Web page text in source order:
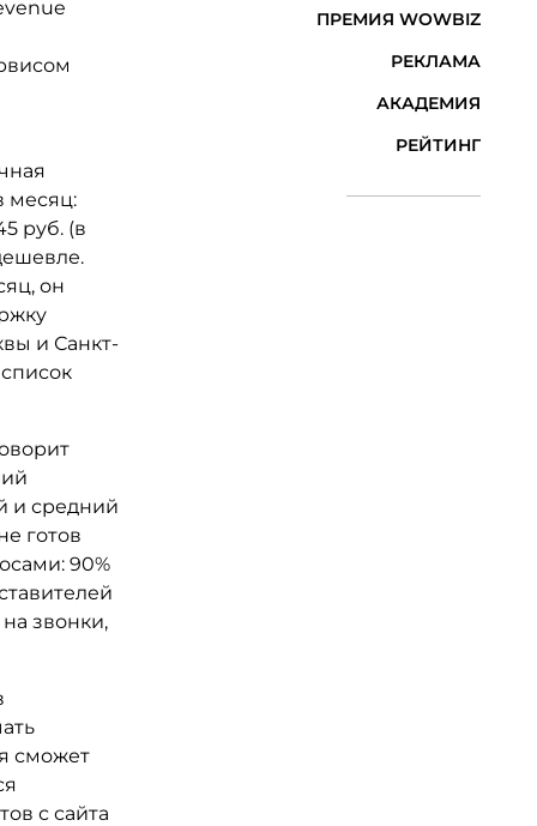
месяц:
руб. (в
он
и Санкт-
и средний
готов
90%
звонки,
сможет
с сайта
ПРЕМИЯ WOWBIZ
РЕКЛАМА
АКАДЕМИЯ
РЕЙТИНГ